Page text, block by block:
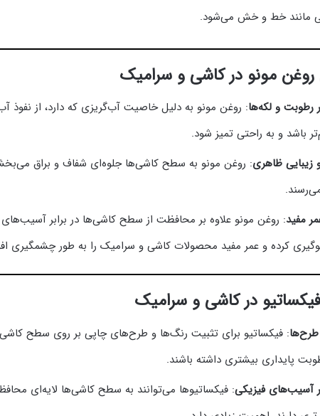
مانند خط و خش می‌شود.
رطوبت و لکه‌ها: روغن مونو به دلیل خاصیت آب‌گریزی که دارد، از
باشد و به راحتی تمیز شود.
زیبایی ظاهری: روغن مونو به سطح کاشی‌ها جلوه‌ای شفاف و براق
مفید: روغن مونو علاوه بر محافظت از سطح کاشی‌ها در برابر
کرده و عمر مفید محصولات کاشی و سرامیک را به طور چشمگیری
: فیکساتیو برای تثبیت رنگ‌ها و طرح‌های چاپی بر روی سطح
پایداری بیشتری داشته باشند.
آسیب‌های فیزیکی: فیکساتیو‌ها می‌توانند به سطح کاشی‌ها لایه‌ای